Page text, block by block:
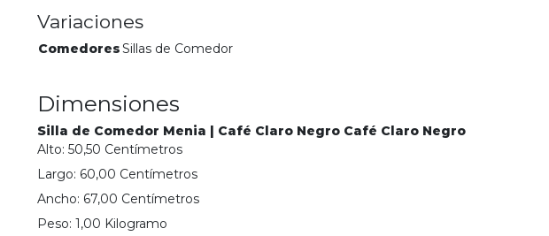
Variaciones
ComedoresSillas de Comedor
Dimensiones
Silla de Comedor Menia | Café Claro Negro Café Claro Negro
Alto: 50,50 Centímetros
Largo: 60,00 Centímetros
Ancho: 67,00 Centímetros
Peso: 1,00 Kilogramo